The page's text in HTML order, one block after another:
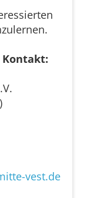
vest.de